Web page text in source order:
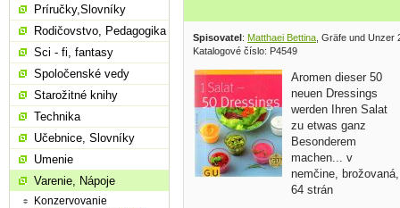
Spisovatel: Matthaei Bettina , Gräfe und Unzer
Katalogové číslo: P4549
Aromen dieser 50
neuen Dressings
werden Ihren Salat
zu etwas ganz
Besonderem
machen... v
nemčine, brožovaná,
64 strán
Príručky,Slovníky
Rodičovstvo, Pedagogika
Sci - fi, fantasy
Spoločenské vedy
Starožitné knihy
Technika
Učebnice, Slovníky
Umenie
Varenie, Nápoje
Konzervovanie